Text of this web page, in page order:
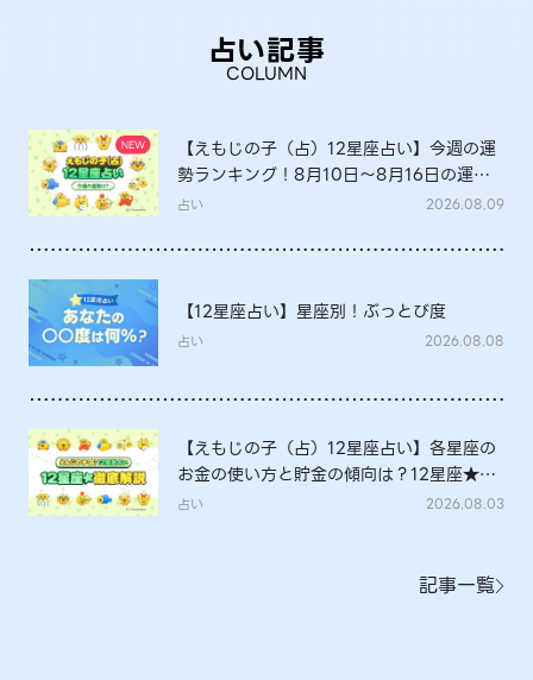
占い記事
COLUMN
【えもじの子（占）12星座占い】今週の運
勢ランキング！8月10日～8月16日の運勢
は？
占い 2026.08.09
【12星座占い】星座別！ぶっとび度
占い 2026.08.08
【えもじの子（占）12星座占い】各星座の
お金の使い方と貯金の傾向は？12星座★徹
底解説
占い 2026.08.03
記事一覧